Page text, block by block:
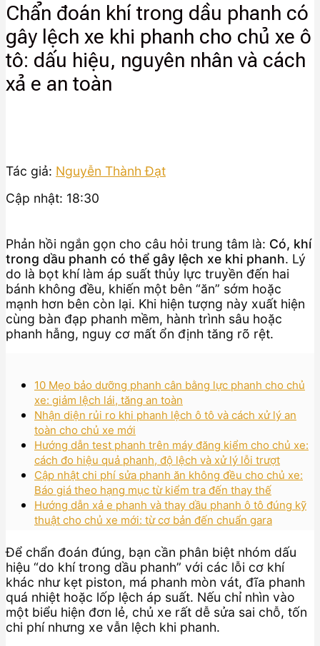
Chẩn đoán khí trong dầu phanh có
gây lệch xe khi phanh cho chủ xe ô
tô: dấu hiệu, nguyên nhân và cách
xả e an toàn
Tác giả: Nguyễn Thành Đạt
Cập nhật: 18:30
Phản hồi ngắn gọn cho câu hỏi trung tâm là: Có, khí
trong dầu phanh có thể gây lệch xe khi phanh. Lý
do là bọt khí làm áp suất thủy lực truyền đến hai
bánh không đều, khiến một bên “ăn” sớm hoặc
mạnh hơn bên còn lại. Khi hiện tượng này xuất hiện
cùng bàn đạp phanh mềm, hành trình sâu hoặc
phanh hẫng, nguy cơ mất ổn định tăng rõ rệt.
10 Mẹo bảo dưỡng phanh cân bằng lực phanh cho chủ
xe: giảm lệch lái, tăng an toàn
Nhận diện rủi ro khi phanh lệch ô tô và cách xử lý an
toàn cho chủ xe mới
Hướng dẫn test phanh trên máy đăng kiểm cho chủ xe:
cách đo hiệu quả phanh, độ lệch và xử lý lỗi trượt
Cập nhật chi phí sửa phanh ăn không đều cho chủ xe:
Báo giá theo hạng mục từ kiểm tra đến thay thế
Hướng dẫn xả e phanh và thay dầu phanh ô tô đúng kỹ
thuật cho chủ xe mới: từ cơ bản đến chuẩn gara
Để chẩn đoán đúng, bạn cần phân biệt nhóm dấu
hiệu “do khí trong dầu phanh” với các lỗi cơ khí
khác như kẹt piston, má phanh mòn vát, đĩa phanh
quá nhiệt hoặc lốp lệch áp suất. Nếu chỉ nhìn vào
một biểu hiện đơn lẻ, chủ xe rất dễ sửa sai chỗ, tốn
chi phí nhưng xe vẫn lệch khi phanh.